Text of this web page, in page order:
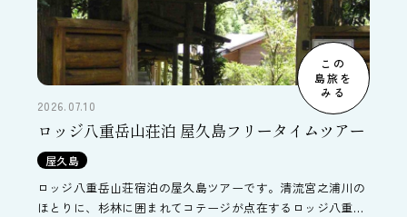
この
島旅を
みる
2026.07.10
ロッジ八重岳山荘泊 屋久島フリータイムツアー
屋久島
ロッジ八重岳山荘宿泊の屋久島ツアーです。清流宮之浦川の
ほとりに、杉林に囲まれてコテージが点在するロッジ八重岳